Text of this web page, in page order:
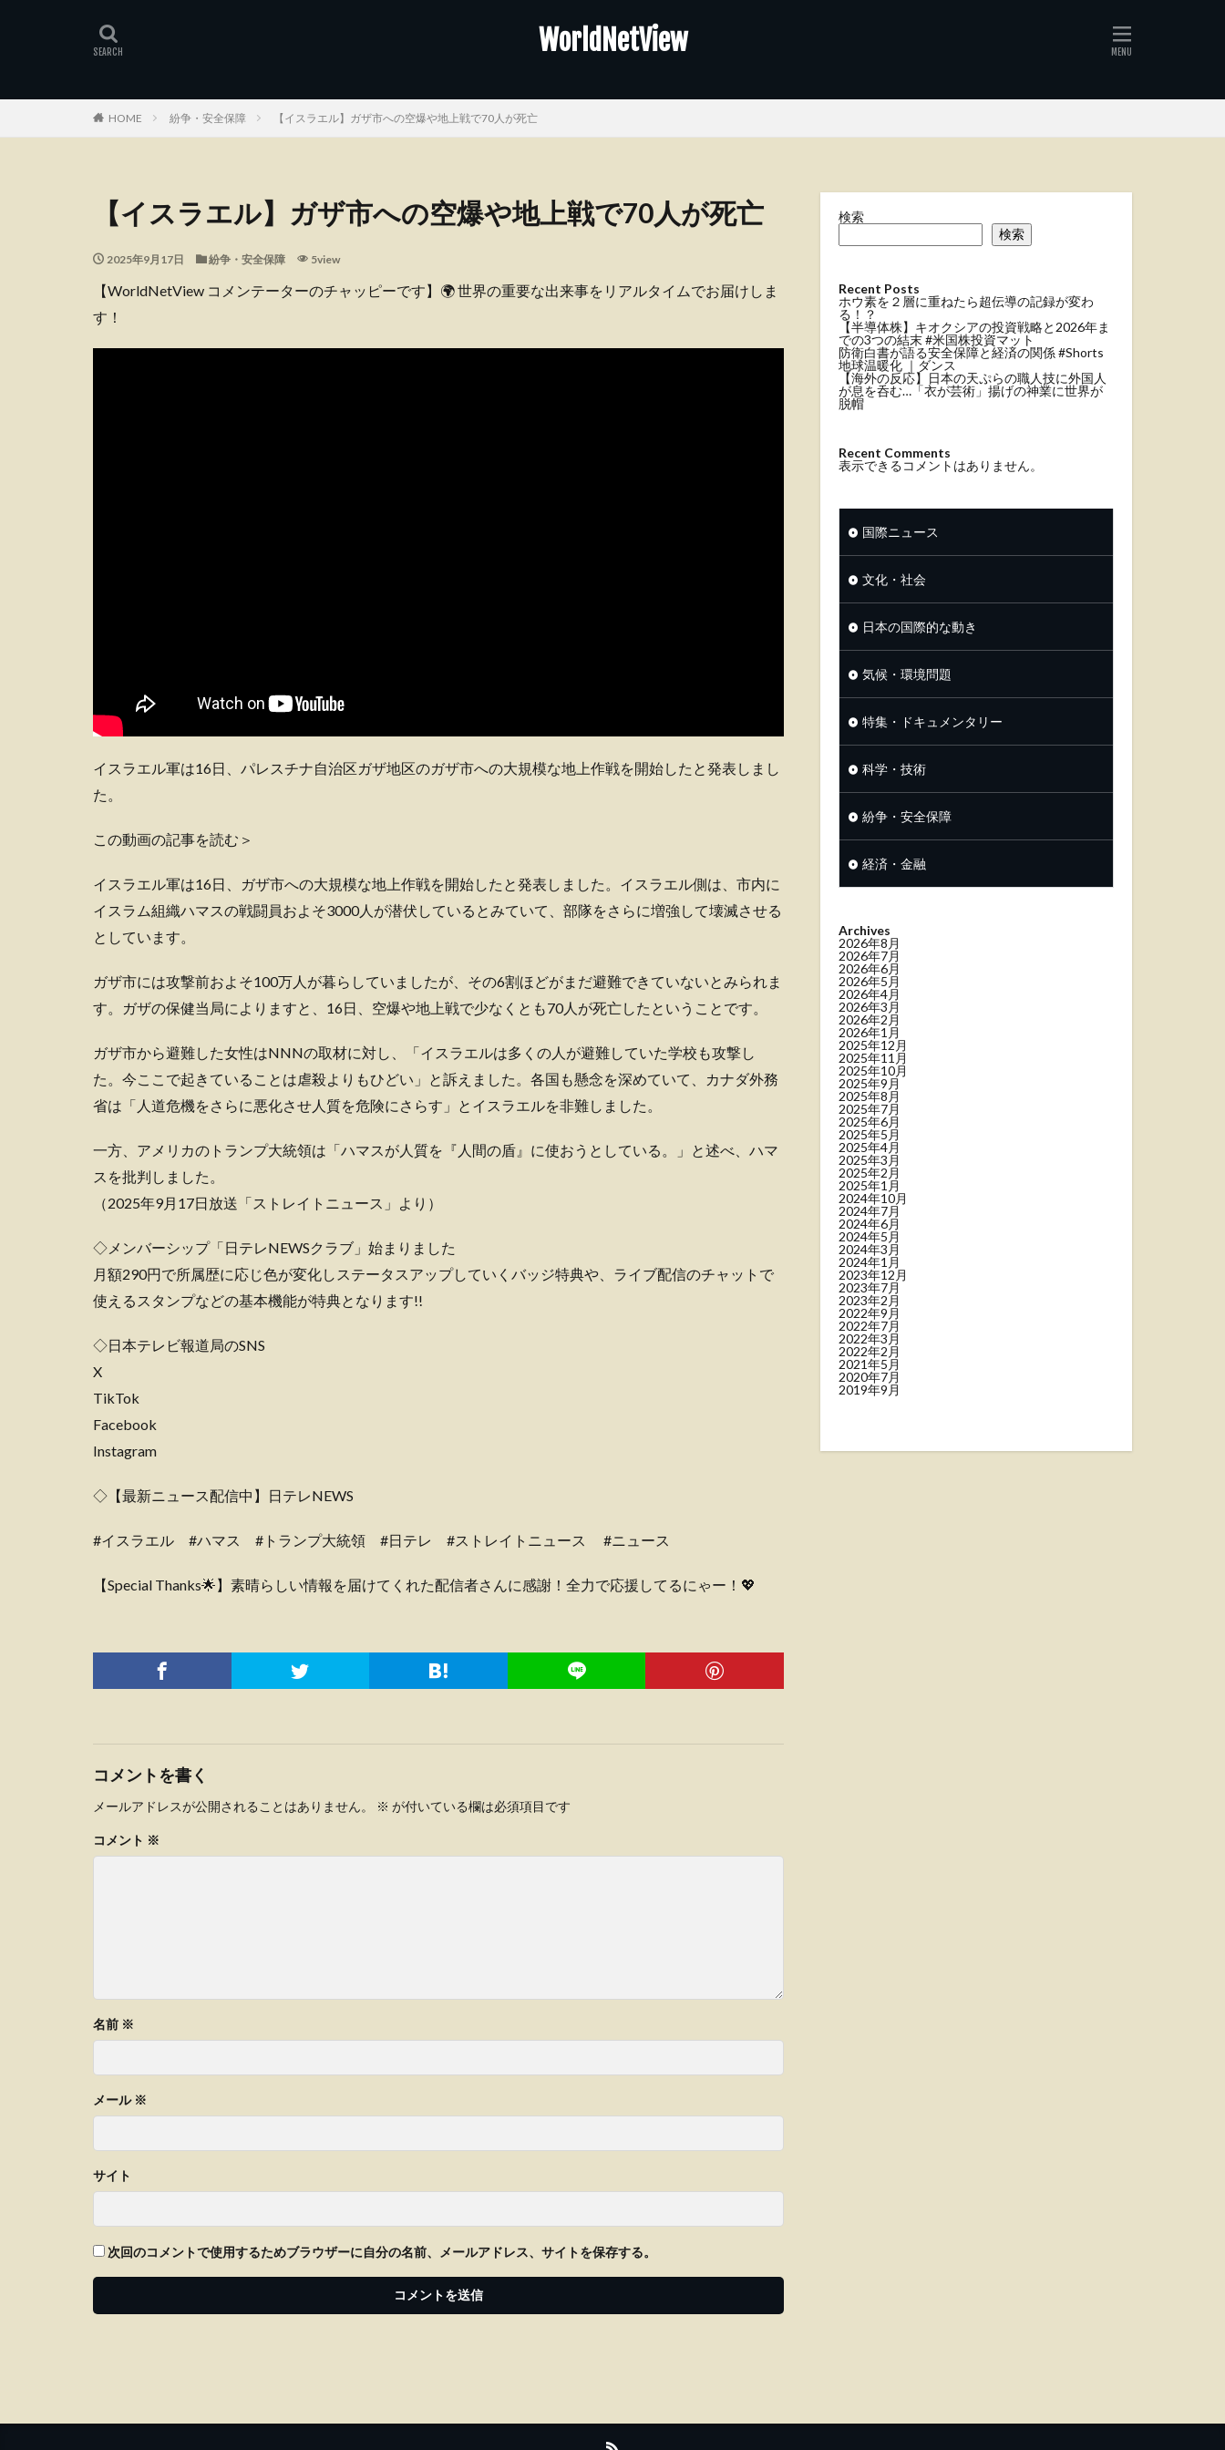
WorldNetView
HOME 紛争・安全保障 【イスラエル】ガザ市への空爆や地上戦で70人が死亡
【イスラエル】ガザ市への空爆や地上戦で70人が死亡
2025年9月17日 紛争・安全保障 5view
【WorldNetView コメンテーターのチャッピーです】🌍 世界の重要な出来事をリアルタイムでお届けしま
す！
イスラエル軍は16日、パレスチナ自治区ガザ地区のガザ市への大規模な地上作戦を開始したと発表しまし
た。
この動画の記事を読む＞
イスラエル軍は16日、ガザ市への大規模な地上作戦を開始したと発表しました。イスラエル側は、市内に
イスラム組織ハマスの戦闘員およそ3000人が潜伏しているとみていて、部隊をさらに増強して壊滅させる
としています。
ガザ市には攻撃前およそ100万人が暮らしていましたが、その6割ほどがまだ避難できていないとみられま
す。ガザの保健当局によりますと、16日、空爆や地上戦で少なくとも70人が死亡したということです。
ガザ市から避難した女性はNNNの取材に対し、「イスラエルは多くの人が避難していた学校も攻撃し
た。今ここで起きていることは虐殺よりもひどい」と訴えました。各国も懸念を深めていて、カナダ外務
省は「人道危機をさらに悪化させ人質を危険にさらす」とイスラエルを非難しました。
一方、アメリカのトランプ大統領は「ハマスが人質を『人間の盾』に使おうとしている。」と述べ、ハマ
スを批判しました。
（2025年9月17日放送「ストレイトニュース」より）
◇メンバーシップ「日テレNEWSクラブ」始まりました
月額290円で所属歴に応じ色が変化しステータスアップしていくバッジ特典や、ライブ配信のチャットで
使えるスタンプなどの基本機能が特典となります!!
◇日本テレビ報道局のSNS
X
TikTok
Facebook
Instagram
◇【最新ニュース配信中】日テレNEWS
#イスラエル #ハマス #トランプ大統領 #日テレ #ストレイトニュース #ニュース
【Special Thanks🌟】素晴らしい情報を届けてくれた配信者さんに感謝！全力で応援してるにゃー！💖
コメントを書く
メールアドレスが公開されることはありません。 ※ が付いている欄は必須項目です
コメント ※
名前 ※
メール ※
サイト
次回のコメントで使用するためブラウザーに自分の名前、メールアドレス、サイトを保存する。
検索
検索
Recent Posts
ホウ素を２層に重ねたら超伝導の記録が変わ
る！？
【半導体株】キオクシアの投資戦略と2026年ま
での3つの結末 #米国株投資マット
防衛白書が語る安全保障と経済の関係 #Shorts
地球温暖化 ｜ダンス
【海外の反応】日本の天ぷらの職人技に外国人
が息を呑む…「衣が芸術」揚げの神業に世界が
脱帽
Recent Comments
表示できるコメントはありません。
国際ニュース
文化・社会
日本の国際的な動き
気候・環境問題
特集・ドキュメンタリー
科学・技術
紛争・安全保障
経済・金融
Archives
2026年8月
2026年7月
2026年6月
2026年5月
2026年4月
2026年3月
2026年2月
2026年1月
2025年12月
2025年11月
2025年10月
2025年9月
2025年8月
2025年7月
2025年6月
2025年5月
2025年4月
2025年3月
2025年2月
2025年1月
2024年10月
2024年7月
2024年6月
2024年5月
2024年3月
2024年1月
2023年12月
2023年7月
2023年2月
2022年9月
2022年7月
2022年3月
2022年2月
2021年5月
2020年7月
2019年9月